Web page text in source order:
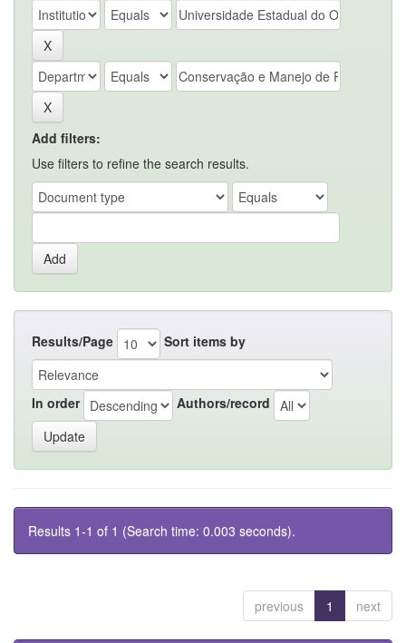
Add filters:
Use filters to refine the search results.
Results/Page Sort items by
In order Authors/record
Results 1-1 of 1 (Search time: 0.003 seconds).
previous 1 next